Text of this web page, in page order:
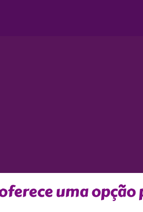
uma opção